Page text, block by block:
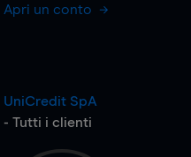
Apri un conto
UniCredit SpA
- Tutti i clienti